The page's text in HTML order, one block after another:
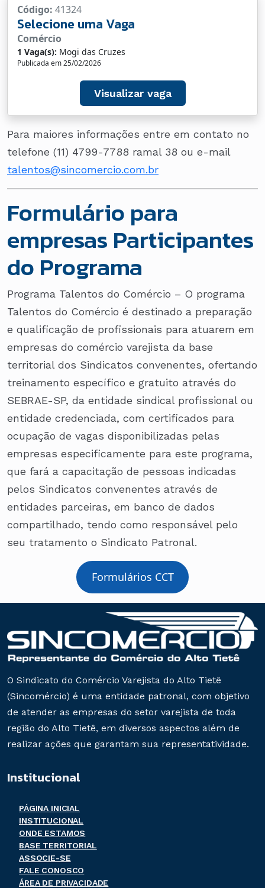
Código: 41324
Selecione uma Vaga
Comércio
1 Vaga(s): Mogi das Cruzes
Publicada em 25/02/2026
Visualizar vaga
Para maiores informações entre em contato no
telefone (11) 4799-7788 ramal 38 ou e-mail
talentos@sincomercio.com.br
Formulário para
empresas Participantes
do Programa
Programa Talentos do Comércio – O programa
Talentos do Comércio é destinado a preparação
e qualificação de profissionais para atuarem em
empresas do comércio varejista da base
territorial dos Sindicatos convenentes, ofertando
treinamento específico e gratuito através do
SEBRAE-SP, da entidade sindical profissional ou
entidade credenciada, com certificados para
ocupação de vagas disponibilizadas pelas
empresas especificamente para este programa,
que fará a capacitação de pessoas indicadas
pelos Sindicatos convenentes através de
entidades parceiras, em banco de dados
compartilhado, tendo como responsável pelo
seu tratamento o Sindicato Patronal.
Formulários CCT
O Sindicato do Comércio Varejista do Alto Tietê
(Sincomércio) é uma entidade patronal, com objetivo
de atender as empresas do setor varejista de toda
região do Alto Tietê, em diversos aspectos além de
realizar ações que garantam sua representatividade.
Institucional
PÁGINA INICIAL
INSTITUCIONAL
ONDE ESTAMOS
BASE TERRITORIAL
ASSOCIE-SE
FALE CONOSCO
ÁREA DE PRIVACIDADE